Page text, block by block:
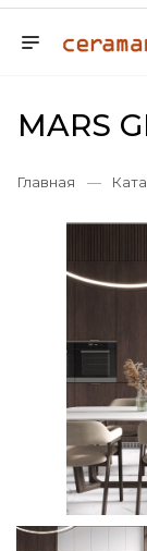
MARS
Главная —